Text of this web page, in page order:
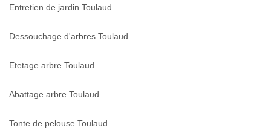
Entretien de jardin Toulaud
Dessouchage d'arbres Toulaud
Etetage arbre Toulaud
Abattage arbre Toulaud
Tonte de pelouse Toulaud